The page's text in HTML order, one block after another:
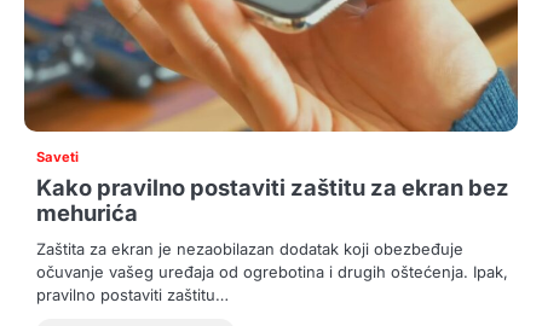
Saveti
Kako pravilno postaviti zaštitu za ekran bez
mehurića
Zaštita za ekran je nezaobilazan dodatak koji obezbeđuje
očuvanje vašeg uređaja od ogrebotina i drugih oštećenja. Ipak,
pravilno postaviti zaštitu…